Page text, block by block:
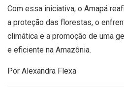
Com essa iniciativa, o Amapá
a proteção das florestas, o
climática e a promoção de uma
e eficiente na Amazônia.
Por Alexandra Flexa